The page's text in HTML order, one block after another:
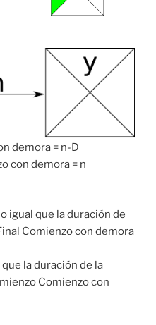
demora = n-D
con demora = n
igual que la duración de
Comienzo con demora
la duración de la
Comienzo con